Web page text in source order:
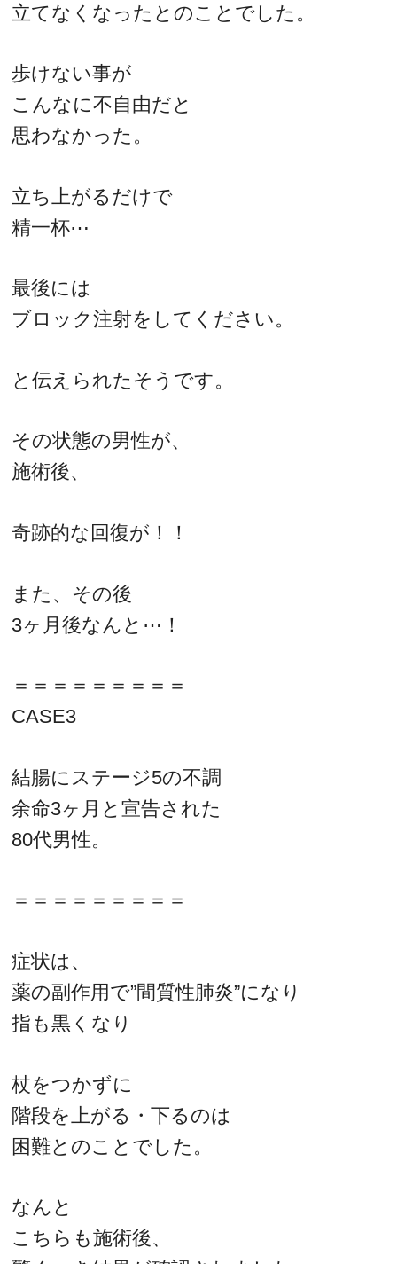
立てなくなったとのことでした。
歩けない事が
こんなに不自由だと
思わなかった。
立ち上がるだけで
精一杯⋯
最後には
ブロック注射をしてください。
と伝えられたそうです。
その状態の男性が、
施術後、
奇跡的な回復が！！
また、その後
3ヶ月後なんと⋯！
＝＝＝＝＝＝＝＝＝
CASE3
結腸にステージ5の不調
余命3ヶ月と宣告された
80代男性。
＝＝＝＝＝＝＝＝＝
症状は、
薬の副作用で”間質性肺炎”になり
指も黒くなり
杖をつかずに
階段を上がる・下るのは
困難とのことでした。
なんと
こちらも施術後、